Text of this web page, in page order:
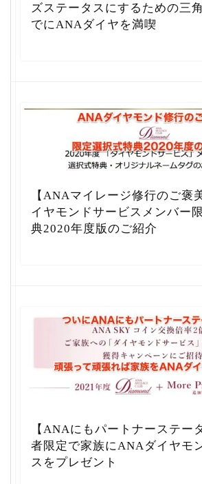
ズステータスにするための三
でにANAダイヤを満喫
【ANAマイレージ修行のご褒
イヤモンドサービスメンバー
典2020年度版のご紹介
【ANAにもパートナーステー
者限定で家族にANAダイヤモ
スをプレゼント